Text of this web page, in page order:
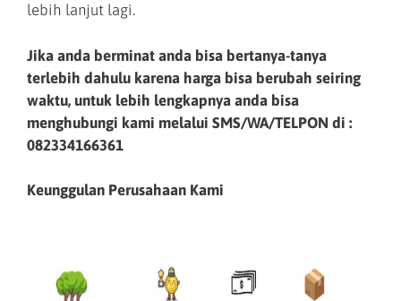
lebih lanjut lagi.
Jika anda berminat anda bisa bertanya-tanya
terlebih dahulu karena harga bisa berubah seiring
waktu, untuk lebih lengkapnya anda bisa
menghubungi kami melalui SMS/WA/TELPON di :
082334166361
Keunggulan Perusahaan Kami